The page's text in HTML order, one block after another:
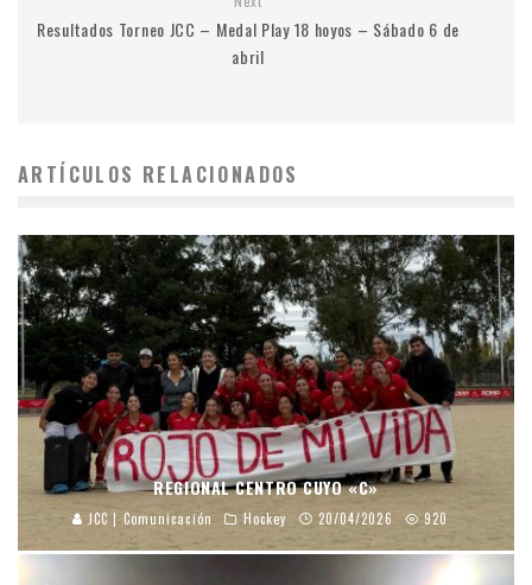
Resultados Torneo JCC – Medal Play 18 hoyos – Sábado 6 de
abril
ARTÍCULOS RELACIONADOS
REGIONAL CENTRO CUYO «C»
JCC | Comunicación Hockey 20/04/2026 920